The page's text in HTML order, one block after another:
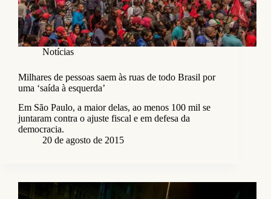
Notícias
Milhares de pessoas saem às ruas de todo Brasil por
uma ‘saída à esquerda’
Em São Paulo, a maior delas, ao menos 100 mil se
juntaram contra o ajuste fiscal e em defesa da
democracia.
20 de agosto de 2015